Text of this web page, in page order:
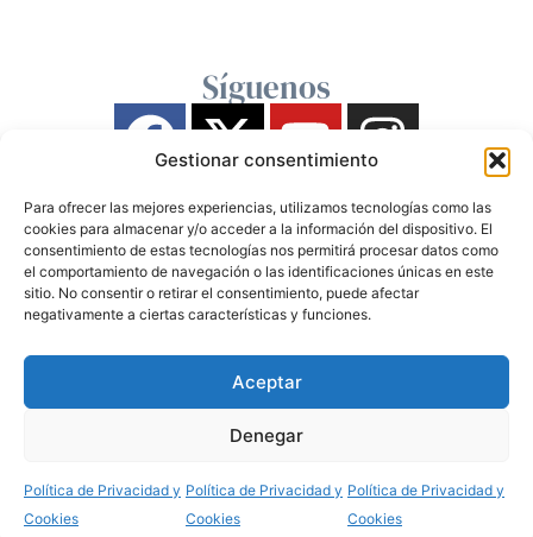
Gestionar consentimiento
Para ofrecer las mejores experiencias, utilizamos tecnologías como las
cookies para almacenar y/o acceder a la información del dispositivo. El
consentimiento de estas tecnologías nos permitirá procesar datos como
el comportamiento de navegación o las identificaciones únicas en este
sitio. No consentir o retirar el consentimiento, puede afectar
negativamente a ciertas características y funciones.
Aceptar
Denegar
Política de Privacidad y
Cookies
Política de Privacidad y
Cookies
Política de Privacidad y
Cookies
Síguenos